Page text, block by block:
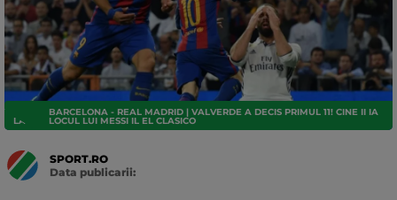
LA LIGA
BARCELONA - REAL MADRID | VALVERDE A DECIS PRIMUL 11! CINE II IA
LOCUL LUI MESSI IL EL CLASICO
SPORT.RO
Data publicarii: